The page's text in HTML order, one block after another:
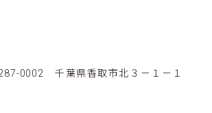
0002 千葉県香取市北３－１－１